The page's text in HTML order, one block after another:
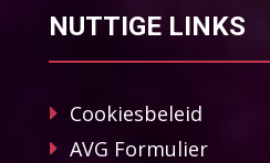
NUTTIGE LINKS
Cookiesbeleid
AVG Formulier